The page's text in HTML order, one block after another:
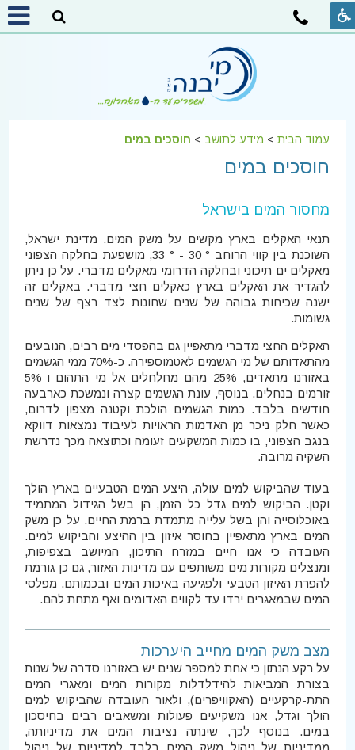
עמוד הבית> מידע לתושב > חוסכים במים
חוסכים במים
מחסור המים בישראל
תנאי האקלים בארץ מקשים על משק המים. מדינת ישראל,
השוכנת בין קווי הרוחב ° 30 - ° 33, מושפעת בחלקה הצפוני
מאקלים ים תיכוני ובחלקה הדרומי מאקלים מדברי. על כן ניתן
להגדיר את האקלים בארץ כאקלים חצי מדברי. באקלים זה
ישנה שכיחות גבוהה של שנים שחונות לצד רצף של שנים
גשומות.
האקלים החצי מדברי מתאפיין גם בהפסדי מים רבים, הנובעים
מהתאדותם של מי הגשמים לאטמוספירה. כ-70% ממי הגשמים
באזורנו מתאדים, 25% מהם מחלחלים אל מי התהום ו-5%
זורמים בנחלים. בנוסף, עונת הגשמים קצרה ונמשכת כארבעה
חודשים בלבד. כמות הגשמים הולכת וקטנה מצפון לדרום,
כאשר חלק ניכר מן האדמות הראויות לעיבוד נמצאות דווקא
בנגב הצפוני, בו כמות המשקעים זעומה וכתוצאה מכך נדרשת
השקיה מרובה.
בעוד שהביקוש למים עולה, היצע המים הטבעיים בארץ הולך
וקטן. הביקוש למים גדל כל הזמן, הן בשל הגידול המתמיד
באוכלוסייה והן בשל עלייה מתמדת ברמת החיים. על כן משק
המים בארץ מתאפיין בחוסר איזון בין ההיצע והביקוש למים.
העובדה כי אנו חיים במזרח התיכון, המיושב בצפיפות,
ומנצלים מקורות מים משותפים עם מדינות האזור, גם כן גורמת
להפרת האיזון הטבעי ולפגיעה באיכות המים ובכמותם. מפלסי
המים שבמאגרים ירדו עד לקווים האדומים ואף מתחת להם.
מצב משק המים מחייב היערכות
על רקע הנתון כי אחת למספר שנים יש באזורנו סדרה של שנות
בצורת המביאות להידלדלות מקורות המים ומאגרי המים
התת-קרקעיים (האקוויפרים), ולאור העובדה שהביקוש למים
הולך וגדל, אנו משקיעים פעולות ומשאבים רבים בחיסכון
במים. בנוסף לכך, שינתה נציבות המים את מדיניותה,